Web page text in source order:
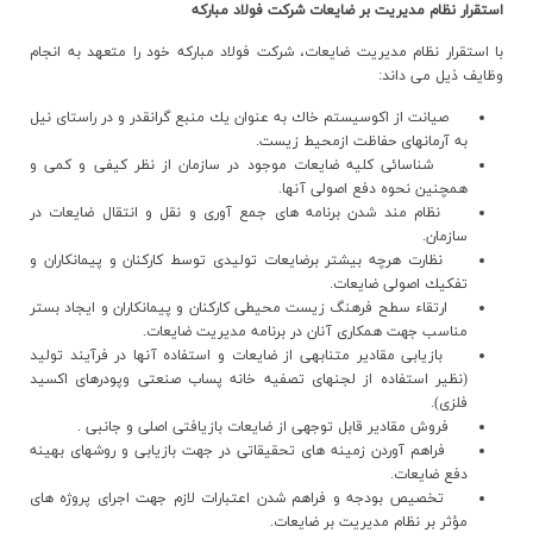
استقرار نظام مديريت بر ضايعات شركت فولاد مباركه
با استقرار نظام مديريت ضايعات، شرکت فولاد مبارکه خود را متعهد به انجام
وظايف ذيل مي داند:
صيانت از اكوسيستم خاك به عنوان يك منبع گرانقدر و در راستاي نيل
به آرمانهاي حفاظت ازمحيط زيست.
شناسائي كليه ضايعات موجود در سازمان از نظر كيفي و كمي و
همچنين نحوه دفع اصولي آنها.
نظام مند شدن برنامه هاي جمع آوري و نقل و انتقال ضايعات در
سازمان.
نظارت هرچه بيشتر برضايعات توليدي توسط كاركنان و پيمانكاران و
تفكيك اصولي ضايعات.
ارتقاء سطح فرهنگ زيست محيطي كاركنان و پيمانكاران و ايجاد بستر
مناسب جهت همكاري آنان در برنامه مديريت ضايعات.
بازيابي مقادير متنابهي از ضايعات و استفاده آنها در فرآيند توليد
(نظير استفاده از لجنهاي تصفيه خانه پساب صنعتي وپودرهاي اكسيد
فلزي).
فروش مقادير قابل توجهي از ضايعات بازيافتي اصلي و جانبي .
فراهم آوردن زمينه هاي تحقيقاتي در جهت بازيابي و روشهاي بهينه
دفع ضايعات.
تخصيص بودجه و فراهم شدن اعتبارات لازم جهت اجراي پروژه هاي
مؤثر بر نظام مديريت بر ضايعات.